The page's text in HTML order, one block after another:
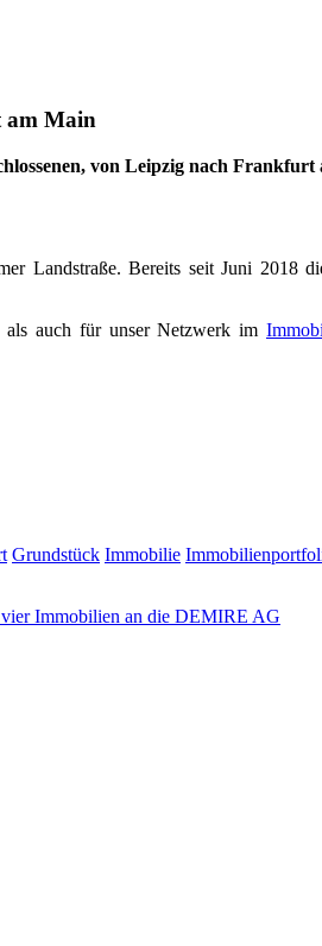
am Main
von Leipzig nach Frankfurt
Landstraße. Bereits seit Juni 2018
als auch für unser Netzwerk im
Grundstück Immobilie
Immobilien an die DEMIRE AG